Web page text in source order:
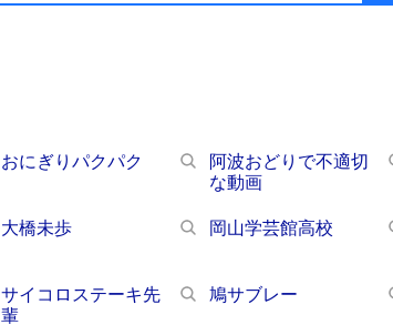
おにぎりパクパク
阿波おどりで不適切
な動画
大橋未歩 岡山学芸館高校
サイコロステーキ先
輩
鳩サブレー